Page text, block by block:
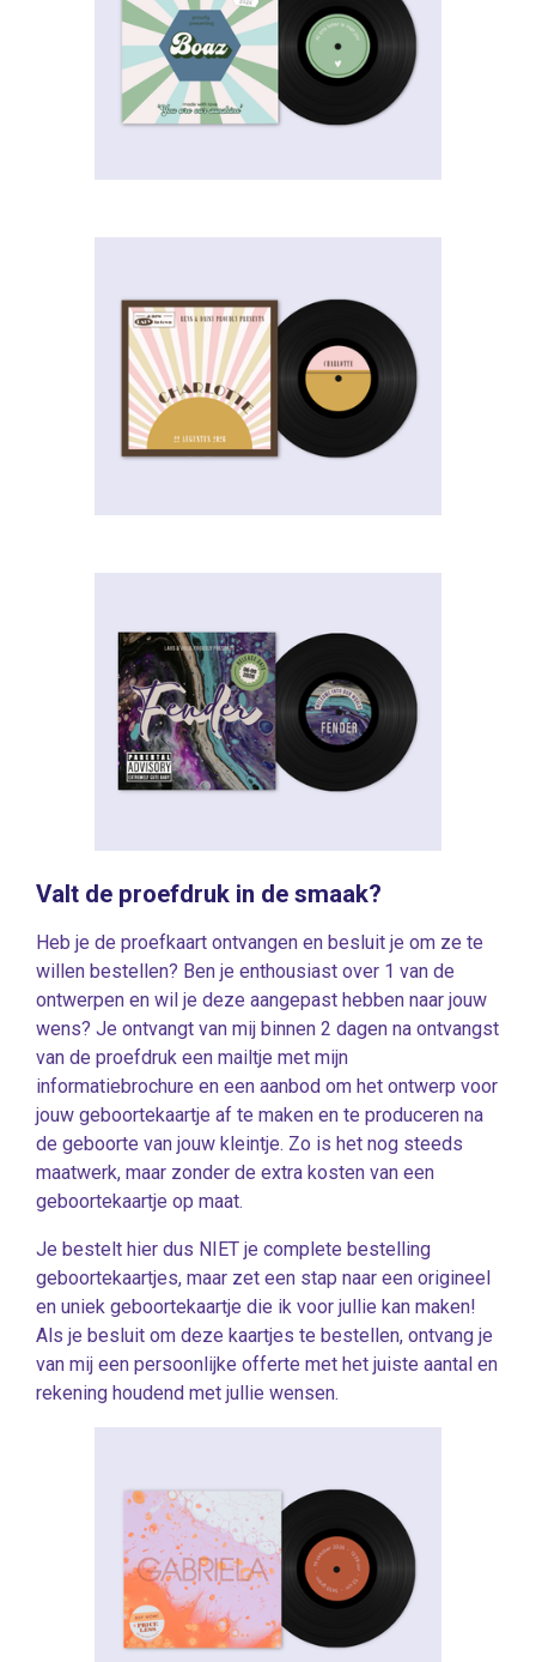
Valt de proefdruk in de smaak?
Heb je de proefkaart ontvangen en besluit je om ze te
willen bestellen? Ben je enthousiast over 1 van de
ontwerpen en wil je deze aangepast hebben naar jouw
wens? Je ontvangt van mij binnen 2 dagen na ontvangst
van de proefdruk een mailtje met mijn
informatiebrochure en een aanbod om het ontwerp voor
jouw geboortekaartje af te maken en te produceren na
de geboorte van jouw kleintje. Zo is het nog steeds
maatwerk, maar zonder de extra kosten van een
geboortekaartje op maat.
Je bestelt hier dus NIET je complete bestelling
geboortekaartjes, maar zet een stap naar een origineel
en uniek geboortekaartje die ik voor jullie kan maken!
Als je besluit om deze kaartjes te bestellen, ontvang je
van mij een persoonlijke offerte met het juiste aantal en
rekening houdend met jullie wensen.